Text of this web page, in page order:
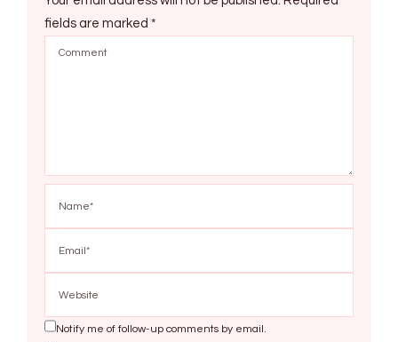
fields are marked *
Notify me of follow-up comments by email.